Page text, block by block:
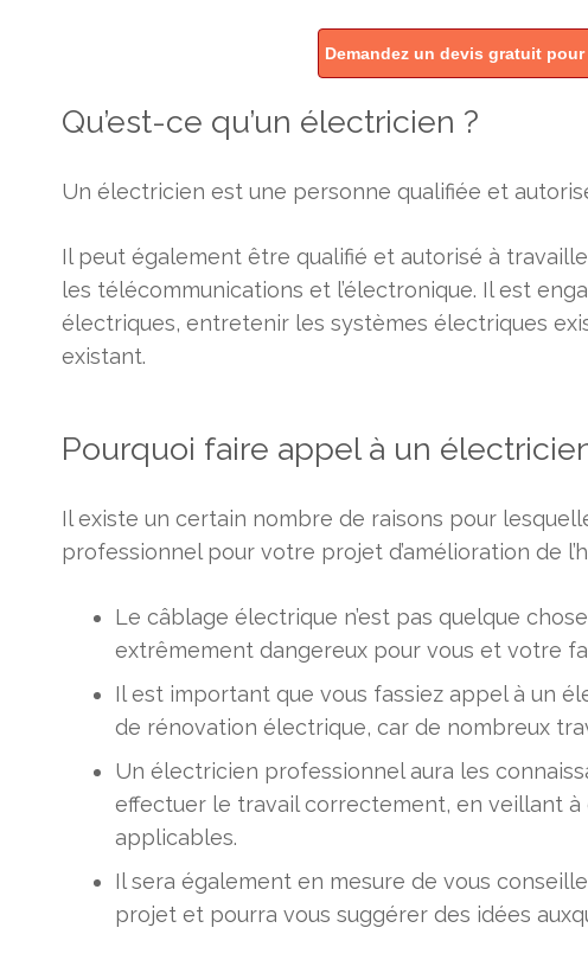
Demandez un devis gratuit
Qu’est-ce qu’un électricien ?
Un électricien est une personne qualifiée et
Il peut également être qualifié et autorisé à
les télécommunications et l’électronique. Il est
électriques, entretenir les systèmes électriques
existant.
Pourquoi faire appel à un
Il existe un certain nombre de raisons pour
professionnel pour votre projet d’amélioration de
Le câblage électrique n’est pas quelque
extrêmement dangereux pour vous et votre
Il est important que vous fassiez appel à un
de rénovation électrique, car de nombreux
Un électricien professionnel aura les
effectuer le travail correctement, en veillant à
applicables.
Il sera également en mesure de vous
projet et pourra vous suggérer des idées